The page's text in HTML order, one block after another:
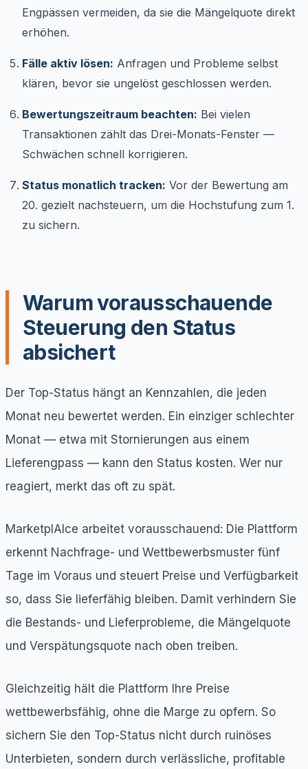
Engpässen vermeiden, da sie die Mängelquote direkt
erhöhen.
Fälle aktiv lösen: Anfragen und Probleme selbst
klären, bevor sie ungelöst geschlossen werden.
Bewertungszeitraum beachten: Bei vielen
Transaktionen zählt das Drei-Monats-Fenster —
Schwächen schnell korrigieren.
Status monatlich tracken: Vor der Bewertung am
20. gezielt nachsteuern, um die Hochstufung zum 1.
zu sichern.
Warum vorausschauende
Steuerung den Status
absichert
Der Top-Status hängt an Kennzahlen, die jeden
Monat neu bewertet werden. Ein einziger schlechter
Monat — etwa mit Stornierungen aus einem
Lieferengpass — kann den Status kosten. Wer nur
reagiert, merkt das oft zu spät.
MarketplAIce arbeitet vorausschauend: Die Plattform
erkennt Nachfrage- und Wettbewerbsmuster fünf
Tage im Voraus und steuert Preise und Verfügbarkeit
so, dass Sie lieferfähig bleiben. Damit verhindern Sie
die Bestands- und Lieferprobleme, die Mängelquote
und Verspätungsquote nach oben treiben.
Gleichzeitig hält die Plattform Ihre Preise
wettbewerbsfähig, ohne die Marge zu opfern. So
sichern Sie den Top-Status nicht durch ruinöses
Unterbieten, sondern durch verlässliche, profitable